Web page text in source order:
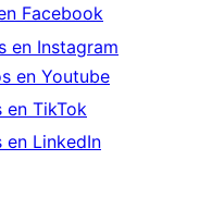
Facebook
en Instagram
en Youtube
TikTok
LinkedIn